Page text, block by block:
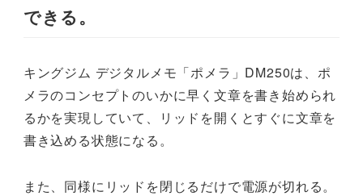
できる。
キングジム デジタルメモ「ポメラ」DM250は、ポ
メラのコンセプトのいかに早く文章を書き始められ
るかを実現していて、リッドを開くとすぐに文章を
書き込める状態になる。
また、同様にリッドを閉じるだけで電源が切れる。